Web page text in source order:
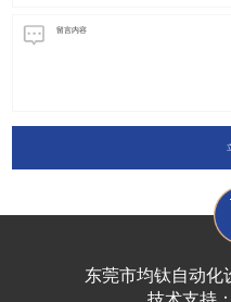
东莞市均钛自动化